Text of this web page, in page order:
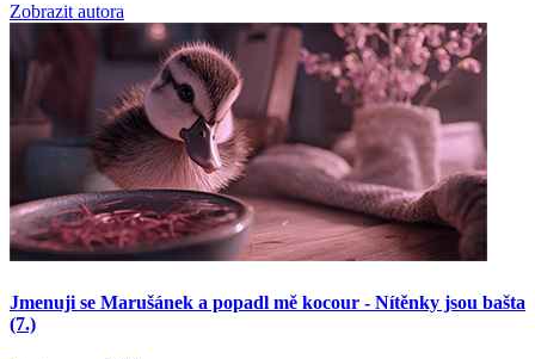
Zobrazit autora
Jmenuji se Marušánek a popadl mě kocour - Nítěnky jsou bašta
(7.)